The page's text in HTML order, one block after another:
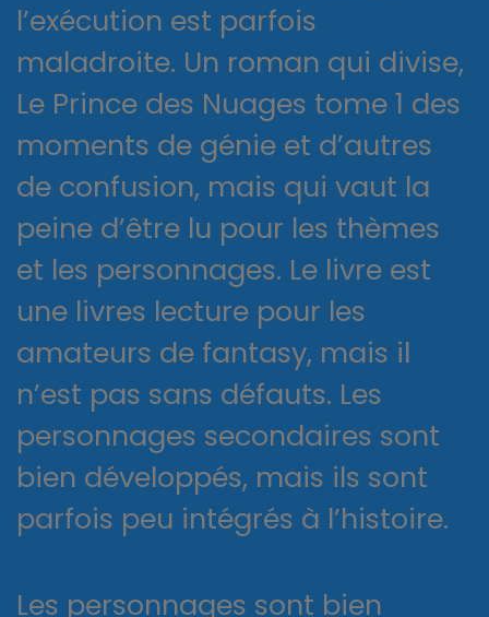
l’exécution est parfois
maladroite. Un roman qui divise,
Le Prince des Nuages tome 1 des
moments de génie et d’autres
de confusion, mais qui vaut la
peine d’être lu pour les thèmes
et les personnages. Le livre est
une livres lecture pour les
amateurs de fantasy, mais il
n’est pas sans défauts. Les
personnages secondaires sont
bien développés, mais ils sont
parfois peu intégrés à l’histoire.
Les personnages sont bien